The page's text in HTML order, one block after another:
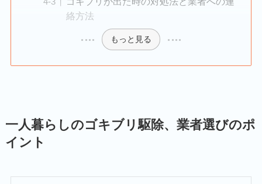
絡方法
もっと見る
一人暮らしのゴキブリ駆除、業者選びのポ
イント